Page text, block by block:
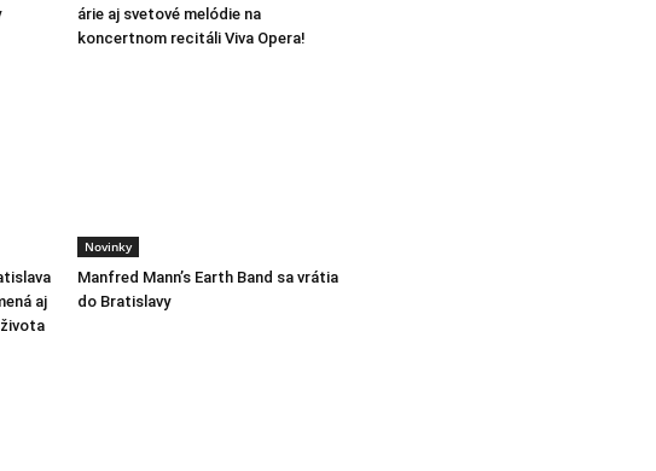
árie aj svetové melódie na
koncertnom recitáli Viva Opera!
aj
Novinky
Manfred Mann’s Earth Band sa vrátia
do Bratislavy